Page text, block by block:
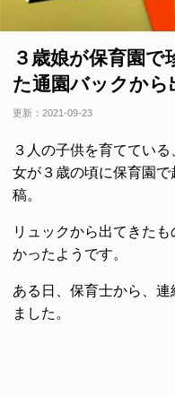
３歳娘が保育園
た通園バックか
更新： 2021-09-23
３人の子供を育てている
女が３歳の頃に保育園
稿。
リュックから出てきた
かったようです。
ある日、保育士から、
ました。